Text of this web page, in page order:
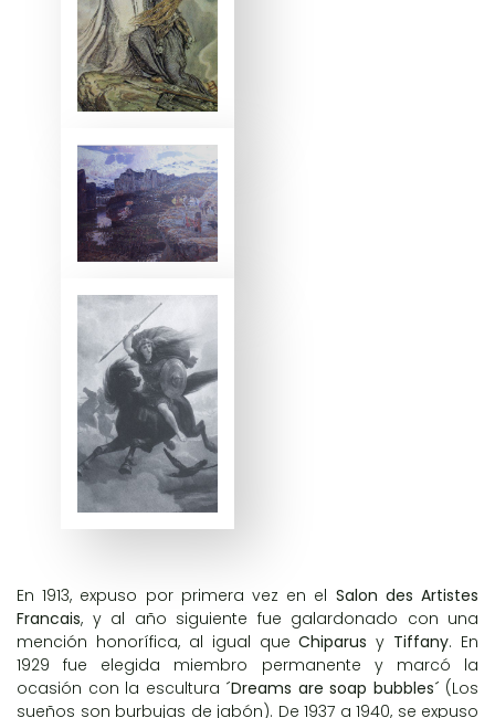
En 1913, expuso por primera vez en el Salon des Artistes
Francais, y al año siguiente fue galardonado con una
mención honorífica, al igual queChiparusy Tiffany. En
1929 fue elegida miembro permanente y marcó la
ocasión con la escultura ´Dreams are soap bubbles´ (Los
sueños son burbujas de jabón). De 1937 a 1940, se expuso